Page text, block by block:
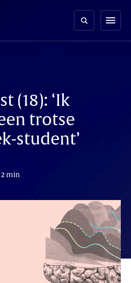
menu
(18): ‘Ik
trotse
student’
2 min